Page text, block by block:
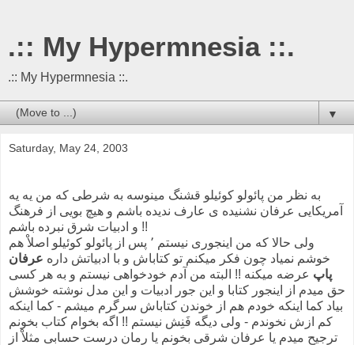
.:: My Hypermnesia ::.
.:: My Hypermnesia ::.
▼
Saturday, May 24, 2003
به نظر من پائولو کوئیلو قشنگ مینوسه به شرطی که من یه یه
آمریکایی عرفان نشنیده ی عارف ندیده باشم و هیچ بویی از فرهنگ
و ادبیات شرق نبرده باشم !!
ولی حالا که من اینجوری نیستم ٬ پس از پائولو کوئیلو اصلاْ هم
خوشم نمیاد چون فکر میکنم تو کتاباش و با ادبیاتش داره عرفان
پاپ عرضه میکنه !! البته من آدم خودخواهی نیستم و به هر کسی
حق میدم از اینجور کتابا و این جور ادبیات و این مدل نوشته خوشش
بیاد کما اینکه خودم هم از خوندن کتاباش سرگرم میشم - کما اینکه
کم ازش نخوندم - ولی دیگه فَنِش نیستم !! اگه بخوام کتاب بخونم
ترجیح میدم یا عرفان شرقی بخونم یا رمان درست حسابی مثلاْ از